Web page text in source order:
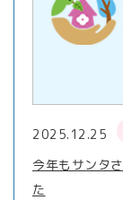
2025.12.25
今年もサンタ
た